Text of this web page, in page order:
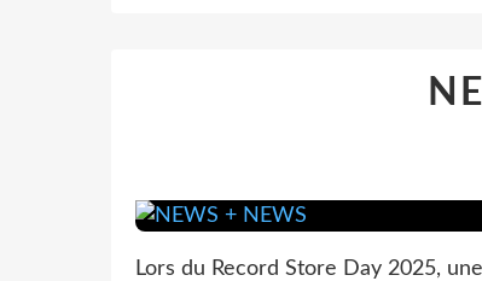
Lors du Record Store Day 2025,